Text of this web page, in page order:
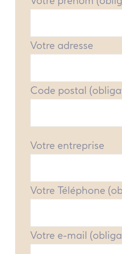
Votre adresse
Code postal
Votre entreprise
Votre Téléphone
Votre e-mail